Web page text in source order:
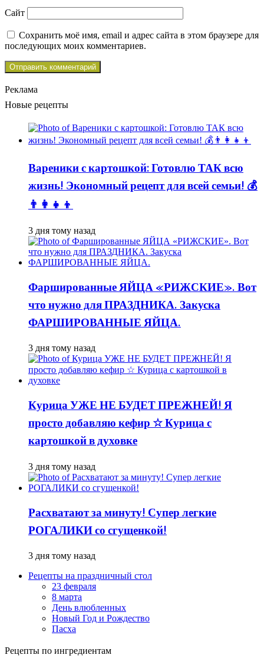
Сайт
Сохранить моё имя, email и адрес сайта в этом браузере для
последующих моих комментариев.
Реклама
Новые рецепты
Вареники с картошкой: Готовлю ТАК всю
жизнь! Экономный рецепт для всей семьи! 💰
👨👩👧👦
3 дня тому назад
Фаршированные ЯЙЦА «РИЖСКИЕ». Вот
что нужно для ПРАЗДНИКА. Закуска
ФАРШИРОВАННЫЕ ЯЙЦА.
3 дня тому назад
Курица УЖЕ НЕ БУДЕТ ПРЕЖНЕЙ! Я
просто добавляю кефир ☆ Курица с
картошкой в духовке
3 дня тому назад
Расхватают за минуту! Супер легкие
РОГАЛИКИ со сгущенкой!
3 дня тому назад
Рецепты на праздничный стол
23 февраля
8 марта
День влюбленных
Новый Год и Рождество
Пасха
Рецепты по ингредиентам